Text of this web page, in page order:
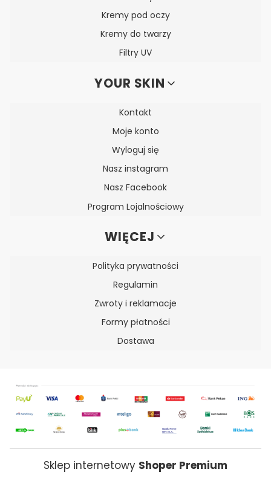
Kremy pod oczy
Kremy do twarzy
Filtry UV
YOUR SKIN
Kontakt
Moje konto
Wyloguj się
Nasz instagram
Nasz Facebook
Program Lojalnościowy
WIĘCEJ
Polityka prywatności
Regulamin
Zwroty i reklamacje
Formy płatności
Dostawa
Sklep internetowy Shoper Premium